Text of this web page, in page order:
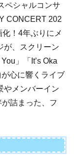
ペシャルコンサ
CONCERT 202
！4年ぶりにメ
が、スクリーン
」「It’s Oka
心に響くライブ
やメンバーイン
詰まった、フ